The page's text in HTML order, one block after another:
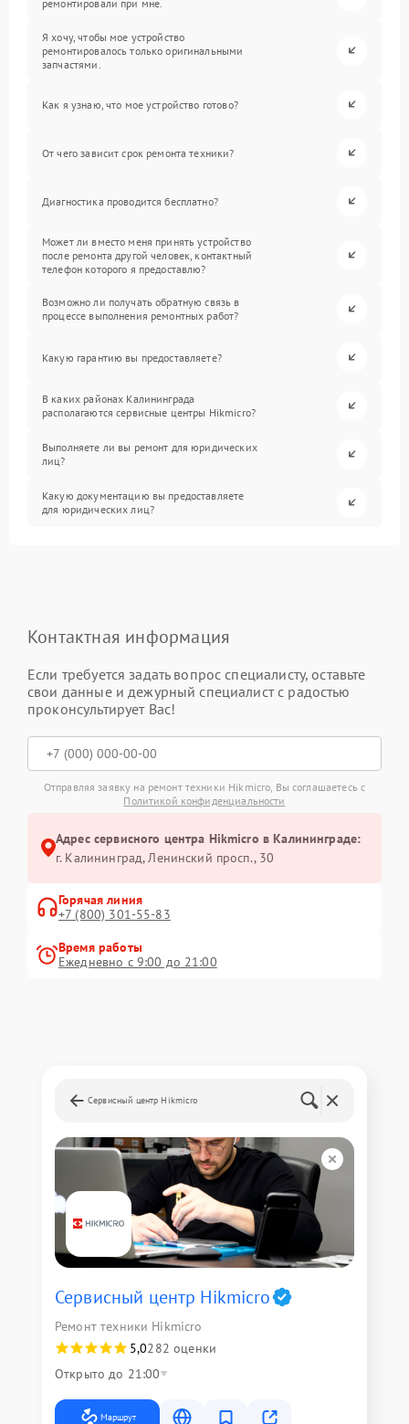
ремонтировали при мне.
Я хочу, чтобы мое устройство
ремонтировалось только оригинальными
запчастями.
Как я узнаю, что мое устройство готово?
От чего зависит срок ремонта техники?
Диагностика проводится бесплатно?
Может ли вместо меня принять устройство
после ремонта другой человек, контактный
телефон которого я предоставлю?
Возможно ли получать обратную связь в
процессе выполнения ремонтных работ?
Какую гарантию вы предоставляете?
В каких районах Калининграда
располагаются сервисные центры Hikmicro?
Выполняете ли вы ремонт для юридических
лиц?
Какую документацию вы предоставляете
для юридических лиц?
Контактная информация
Если требуется задать вопрос специалисту, оставьте
свои данные и дежурный специалист с радостью
проконсультирует Вас!
Отправляя заявку на ремонт техники Hikmicro, Вы соглашаетесь с
Политикой конфиденциальности
Адрес сервисного центра Hikmicro в Калининграде:
г. Калининград, Ленинский просп., 30
Горячая линия
+7 (800) 301-55-83
Время работы
Ежедневно с 9:00 до 21:00
Сервисный центр Hikmicro
Сервисный центр Hikmicro
Ремонт техники Hikmicro
5,0282 оценки
Открыто до 21:00
Маршрут